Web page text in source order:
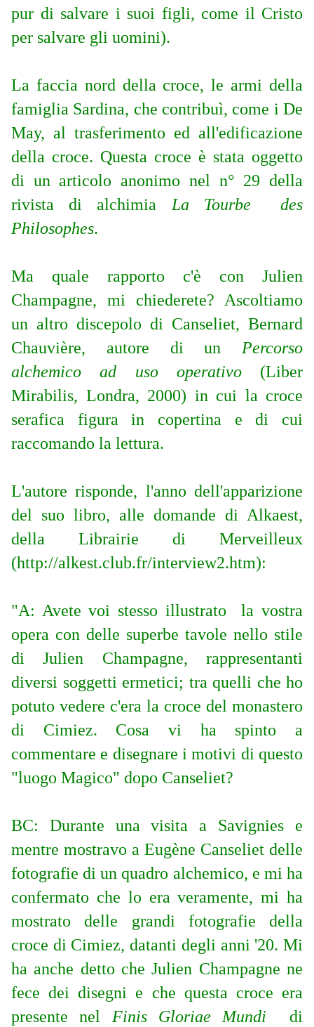
pur di salvare i suoi figli, come il Cristo
per salvare gli uomini).
La faccia nord della croce, le armi della
famiglia Sardina, che contribuì, come i De
May, al trasferimento ed all'edificazione
della croce. Questa croce è stata oggetto
di un articolo anonimo nel n° 29 della
rivista di alchimia La Tourbe des
Philosophes.
Ma quale rapporto c'è con Julien
Champagne, mi chiederete? Ascoltiamo
un altro discepolo di Canseliet, Bernard
Chauvière, autore di un Percorso
alchemico ad uso operativo(Liber
Mirabilis, Londra, 2000) in cui la croce
serafica figura in copertina e di cui
raccomando la lettura.
L'autore risponde, l'anno dell'apparizione
del suo libro, alle domande di Alkaest,
della Librairie di Merveilleux
(http://alkest.club.fr/interview2.htm):
"A: Avete voi stesso illustrato la vostra
opera con delle superbe tavole nello stile
di Julien Champagne, rappresentanti
diversi soggetti ermetici; tra quelli che ho
potuto vedere c'era la croce del monastero
di Cimiez. Cosa vi ha spinto a
commentare e disegnare i motivi di questo
"luogo Magico" dopo Canseliet?
BC: Durante una visita a Savignies e
mentre mostravo a Eugène Canseliet delle
fotografie di un quadro alchemico, e mi ha
confermato che lo era veramente, mi ha
mostrato delle grandi fotografie della
croce di Cimiez, datanti degli anni '20. Mi
ha anche detto che Julien Champagne ne
fece dei disegni e che questa croce era
presente nel Finis Gloriae Mundi
di